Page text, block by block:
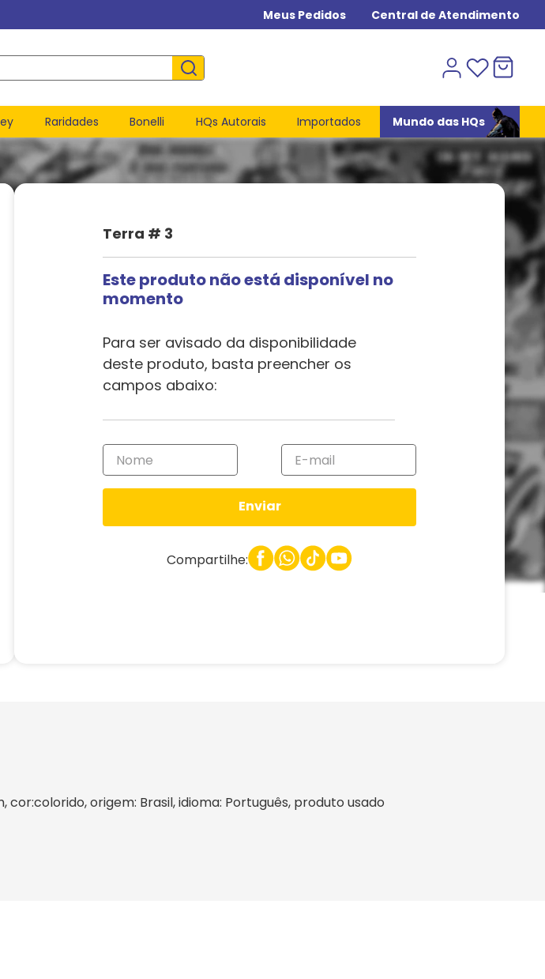
Meus Pedidos Central de Atendimento
Raridades Bonelli HQs Autorais Importados Mundo das HQs
Terra # 3
Este produto não está disponível no
momento
Para ser avisado da disponibilidade
deste produto, basta preencher os
campos abaixo:
Enviar
Compartilhe:
origem: Brasil, idioma: Português, produto usado